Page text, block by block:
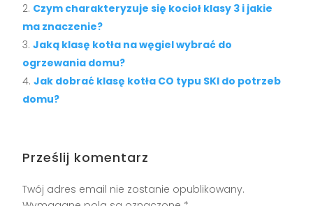
Czym charakteryzuje się kocioł klasy 3 i jakie
ma znaczenie?
Jaką klasę kotła na węgiel wybrać do
ogrzewania domu?
Jak dobrać klasę kotła CO typu SKI do potrzeb
domu?
Prześlij komentarz
Twój adres email nie zostanie opublikowany.